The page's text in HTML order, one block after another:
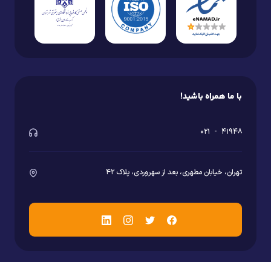
با ما همراه باشید!
۰۲۱ - ۴۱۹۴۸
تهران، خیابان مطهری، بعد از سهروردی، پلاک ۴۲